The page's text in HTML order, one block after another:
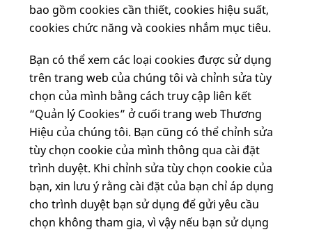
bao gồm cookies cần thiết, cookies hiệu suất,
cookies chức năng và cookies nhắm mục tiêu.
Bạn có thể xem các loại cookies được sử dụng
trên trang web của chúng tôi và chỉnh sửa tùy
chọn của mình bằng cách truy cập liên kết
“Quản lý Cookies” ở cuối trang web Thương
Hiệu của chúng tôi. Bạn cũng có thể chỉnh sửa
tùy chọn cookie của mình thông qua cài đặt
trình duyệt. Khi chỉnh sửa tùy chọn cookie của
bạn, xin lưu ý rằng cài đặt của bạn chỉ áp dụng
cho trình duyệt bạn sử dụng để gửi yêu cầu
chọn không tham gia, vì vậy nếu bạn sử dụng